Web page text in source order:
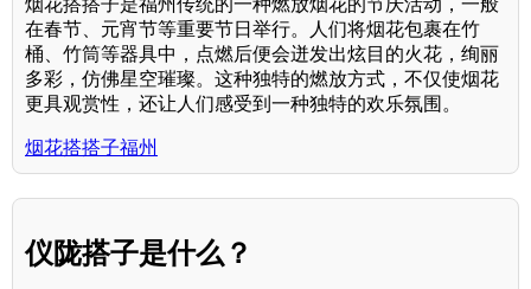
烟花搭搭子是福州传统的一种燃放烟花的节庆活动，一般
在春节、元宵节等重要节日举行。人们将烟花包裹在竹
桶、竹筒等器具中，点燃后便会迸发出炫目的火花，绚丽
多彩，仿佛星空璀璨。这种独特的燃放方式，不仅使烟花
更具观赏性，还让人们感受到一种独特的欢乐氛围。
烟花搭搭子福州
仪陇搭子是什么？